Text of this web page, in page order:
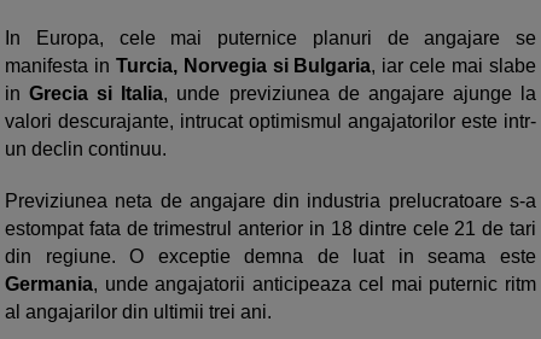
In Europa, cele mai puternice planuri de angajare se
manifesta in Turcia, Norvegia si Bulgaria, iar cele mai slabe
inGrecia si Italia, unde previziunea de angajare ajunge la
valori descurajante, intrucat optimismul angajatorilor este intr-
un declin continuu.
Previziunea neta de angajare din industria prelucratoare s-a
estompat fata de trimestrul anterior in 18 dintre cele 21 de tari
din regiune. O exceptie demna de luat in seama este
Germania, unde angajatorii anticipeaza cel mai puternic ritm
al angajarilor din ultimii trei ani.